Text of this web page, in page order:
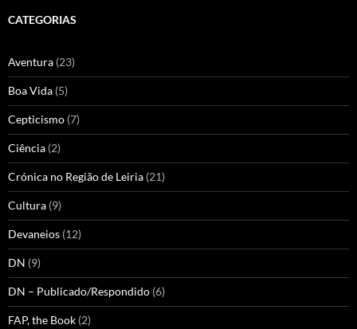
CATEGORIAS
Aventura (23)
Boa Vida (5)
Cepticismo (7)
Ciência (2)
Crónica no Região de Leiria (21)
Cultura (9)
Devaneios (12)
DN (9)
DN – Publicado/Respondido (6)
FAP, the Book (2)